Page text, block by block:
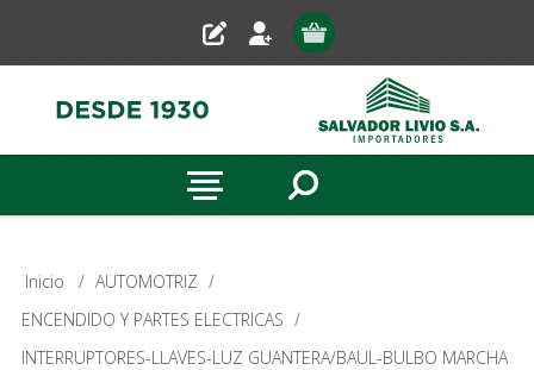
Inicio / AUTOMOTRIZ /
ENCENDIDO Y PARTES ELECTRICAS /
INTERRUPTORES-LLAVES-LUZ GUANTERA/BAUL-BULBO MARCHA